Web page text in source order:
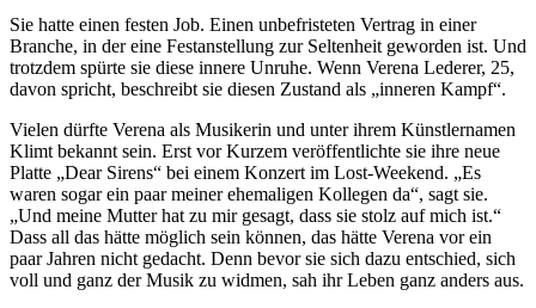
Sie hatte einen festen Job. Einen unbefristeten Vertrag in einer
Branche, in der eine Festanstellung zur Seltenheit geworden ist. Und
trotzdem spürte sie diese innere Unruhe. Wenn Verena Lederer, 25,
davon spricht, beschreibt sie diesen Zustand als „inneren Kampf“.
Vielen dürfte Verena als Musikerin und unter ihrem Künstlernamen
Klimt bekannt sein. Erst vor Kurzem veröffentlichte sie ihre neue
Platte „Dear Sirens“ bei einem Konzert im Lost-Weekend. „Es
waren sogar ein paar meiner ehemaligen Kollegen da“, sagt sie.
„Und meine Mutter hat zu mir gesagt, dass sie stolz auf mich ist.“
Dass all das hätte möglich sein können, das hätte Verena vor ein
paar Jahren nicht gedacht. Denn bevor sie sich dazu entschied, sich
voll und ganz der Musik zu widmen, sah ihr Leben ganz anders aus.